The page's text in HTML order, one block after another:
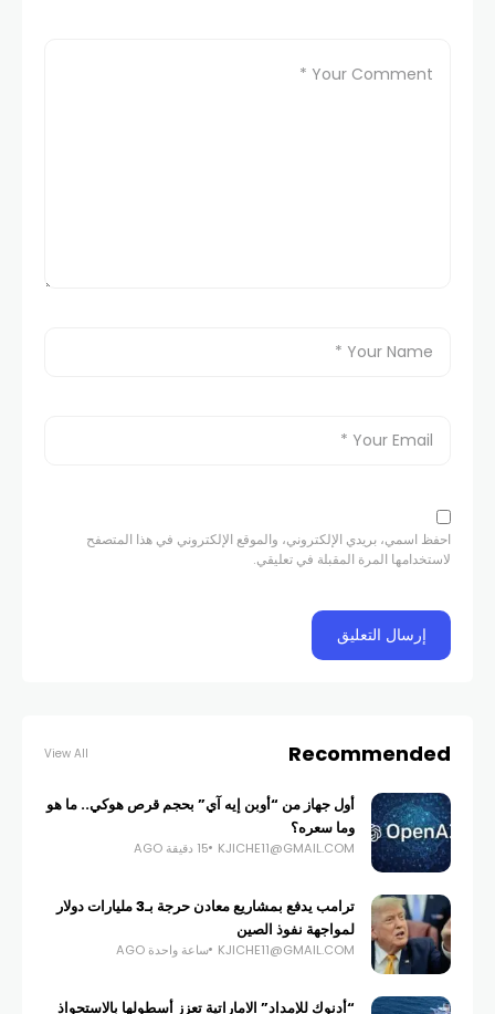
احفظ اسمي، بريدي الإلكتروني، والموقع الإلكتروني في هذا المتصفح
لاستخدامها المرة المقبلة في تعليقي.
Recommended
View All
أول جهاز من “أوبن إيه آي” بحجم قرص هوكي.. ما هو
وما سعره؟
KJICHE11@GMAIL.COM 15 دقيقة AGO
ترامب يدفع بمشاريع معادن حرجة بـ3 مليارات دولار
لمواجهة نفوذ الصين
KJICHE11@GMAIL.COM ساعة واحدة AGO
“أدنوك للإمداد” الاماراتية تعزز أسطولها بالاستحواذ